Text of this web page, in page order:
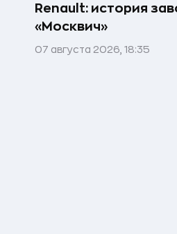
Renault: история
«Москвич»
07 августа 2026, 18:35